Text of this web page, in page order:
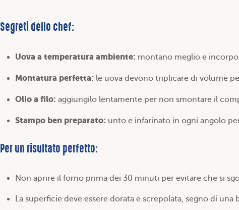
Segreti dello chef:
Uova a temperatura ambiente: montano meglio e
Montatura perfetta: le uova devono triplicare di volume
Olio a filo: aggiungilo lentamente per non smontare il
Stampo ben preparato: unto e infarinato in ogni angolo
Per un risultato perfetto:
Non aprire il forno prima dei 30 minuti per evitare che si
La superficie deve essere dorata e screpolata, segno di una